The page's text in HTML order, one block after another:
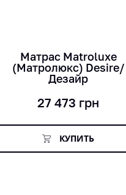
Матраc Matroluxe
(Матролюкс) Desire/
Дезайр
27 473 грн
КУПИТЬ